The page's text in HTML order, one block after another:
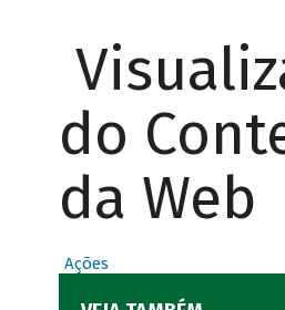
do
da Web
Ações